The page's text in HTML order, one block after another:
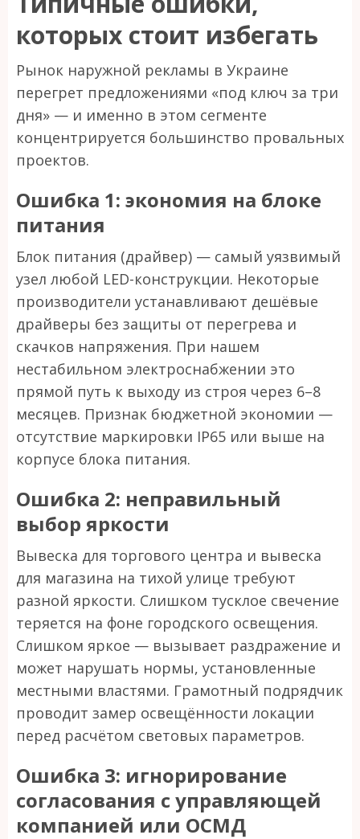
которых стоит избегать
Рынок наружной рекламы в Украине
перегрет предложениями «под ключ за три
дня» — и именно в этом сегменте
концентрируется большинство провальных
проектов.
Ошибка 1: экономия на блоке
питания
Блок питания (драйвер) — самый уязвимый
узел любой LED-конструкции. Некоторые
производители устанавливают дешёвые
драйверы без защиты от перегрева и
скачков напряжения. При нашем
нестабильном электроснабжении это
прямой путь к выходу из строя через 6–8
месяцев. Признак бюджетной экономии —
отсутствие маркировки IP65 или выше на
корпусе блока питания.
Ошибка 2: неправильный
выбор яркости
Вывеска для торгового центра и вывеска
для магазина на тихой улице требуют
разной яркости. Слишком тусклое свечение
теряется на фоне городского освещения.
Слишком яркое — вызывает раздражение и
может нарушать нормы, установленные
местными властями. Грамотный подрядчик
проводит замер освещённости локации
перед расчётом световых параметров.
Ошибка 3: игнорирование
согласования с управляющей
компанией или ОСМД